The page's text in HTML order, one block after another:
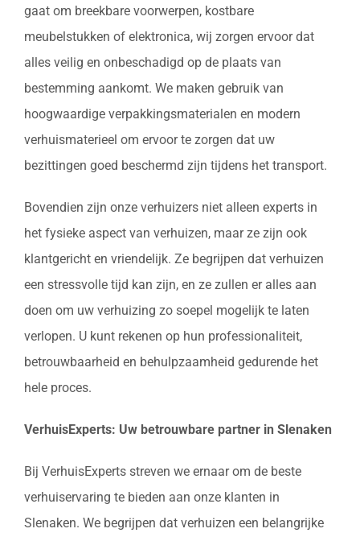
gaat om breekbare voorwerpen, kostbare
meubelstukken of elektronica, wij zorgen ervoor dat
alles veilig en onbeschadigd op de plaats van
bestemming aankomt. We maken gebruik van
hoogwaardige verpakkingsmaterialen en modern
verhuismaterieel om ervoor te zorgen dat uw
bezittingen goed beschermd zijn tijdens het transport.
Bovendien zijn onze verhuizers niet alleen experts in
het fysieke aspect van verhuizen, maar ze zijn ook
klantgericht en vriendelijk. Ze begrijpen dat verhuizen
een stressvolle tijd kan zijn, en ze zullen er alles aan
doen om uw verhuizing zo soepel mogelijk te laten
verlopen. U kunt rekenen op hun professionaliteit,
betrouwbaarheid en behulpzaamheid gedurende het
hele proces.
VerhuisExperts: Uw betrouwbare partner in Slenaken
Bij VerhuisExperts streven we ernaar om de beste
verhuiservaring te bieden aan onze klanten in
Slenaken. We begrijpen dat verhuizen een belangrijke